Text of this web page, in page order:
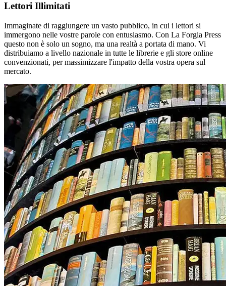
Lettori Illimitati
Immaginate di raggiungere un vasto pubblico, in cui i lettori si
immergono nelle vostre parole con entusiasmo. Con La Forgia Press
questo non è solo un sogno, ma una realtà a portata di mano. Vi
distribuiamo a livello nazionale in tutte le librerie e gli store online
convenzionati, per massimizzare l'impatto della vostra opera sul
mercato.